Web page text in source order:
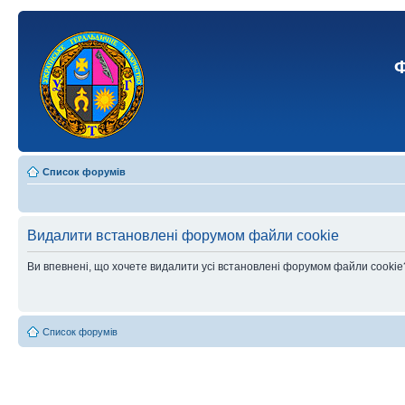
Список форумів
Видалити встановлені форумом файли cookie
Ви впевнені, що хочете видалити усі встановлені форумом файли
Список форумів